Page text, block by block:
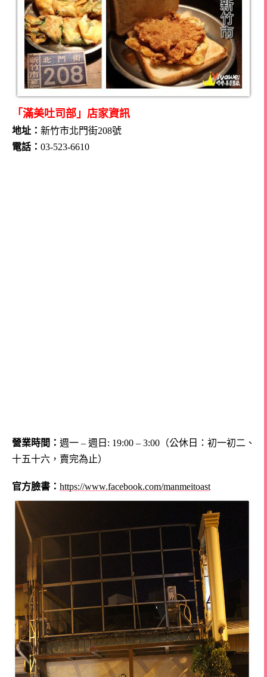
「滿美吐司部」店家資訊
地址： 新竹市北門街208號
電話： 03-523-6610
營業時間： 週一 – 週日 : 19:00 – 3:00（公休日：初一初二、
十五十六，賣完為止）
官方臉書： https://www.facebook.com/manmeitoast